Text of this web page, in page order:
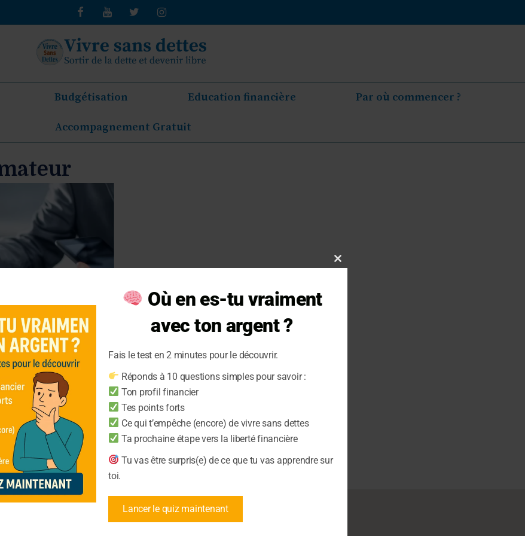
Budgétisation Education financière Par où commencer ?
Accompagnement Gratuit
vos projets ?
Vivre sans dettes
Close
Où en es-tu vraiment
avec ton argent ?
Fais le test en 2 minutes pour le découvrir.
Réponds à 10 questions simples pour savoir :
Ton profil financier
Tes points forts
Ce qui t’empêche (encore) de vivre sans dettes
Ta prochaine étape vers la liberté financière
Tu vas être surpris(e) de ce que tu vas apprendre sur
toi.
Lancer le quiz maintenant